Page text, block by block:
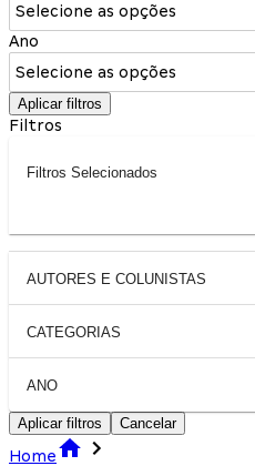
Selecione as opções
Ano
Selecione as opções
Aplicar filtros
Filtros
Filtros Selecionados
AUTORES E COLUNISTAS
CATEGORIAS
ANO
Aplicar filtros Cancelar
Home